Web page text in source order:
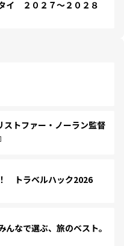
２０２７～２０２８
トファー・ノーラン監督
トラベルハック2026
なで選ぶ、旅のベスト。